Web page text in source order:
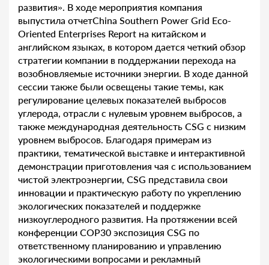
развития». В ходе мероприятия компания
выпустила отчетChina Southern Power Grid Eco-
Oriented Enterprises Report на китайском и
английском языках, в котором дается четкий обзор
стратегии компании в поддержании перехода на
возобновляемые источники энергии. В ходе данной
сессии также были освещены такие темы, как
регулирование целевых показателей выбросов
углерода, отрасли с нулевым уровнем выбросов, а
также международная деятельность CSG с низким
уровнем выбросов. Благодаря примерам из
практики, тематической выставке и интерактивной
демонстрации приготовления чая с использованием
чистой электроэнергии, CSG представила свои
инновации и практическую работу по укреплению
экологических показателей и поддержке
низкоуглеродного развития. На протяжении всей
конференции COP30 экспозиция CSG по
ответственному планированию и управлению
экологическими вопросами и рекламный